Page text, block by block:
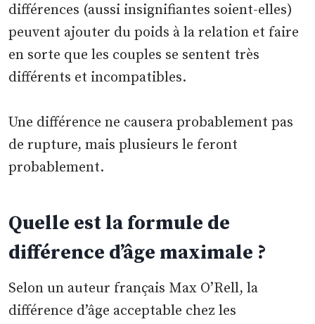
différences (aussi insignifiantes soient-elles)
peuvent ajouter du poids à la relation et faire
en sorte que les couples se sentent très
différents et incompatibles.
Une différence ne causera probablement pas
de rupture, mais plusieurs le feront
probablement.
Quelle est la formule de
différence d’âge maximale ?
Selon un auteur français Max O’Rell, la
différence d’âge acceptable chez les